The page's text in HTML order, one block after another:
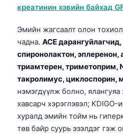
креатинин хэвийн байхад
Эмийн жагсаалт олон
чадна. ACE
спиронолактон, эплеренон,
триамтерен, триметоприм,
такролимус, циклоспорин,
нэмэгдүүлж болно,
хавсарч хэрэглэвэл; KDIGO-
хуралд эмийн тойм нь
төв байр суурь эзэлдэг гэж